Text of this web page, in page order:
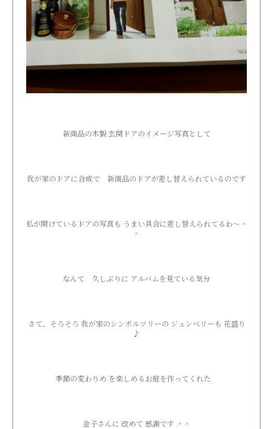
新商品の木製 玄関ドアのイメージ写真として
我が家のドアに合成で 新商品のドアが差し替えられているのです
私が開けているドアの写真も うまい具合に差し替えられてるわ～＾
＾
なんて 久しぶりに アルバムを見ている気分
さて、そろそろ 我が家のシンボルツリーの ジュンベリーも 花盛り
♪
季節の変わりめ を楽しめるお庭を作ってくれた
金子さんに 改めて 感謝です ＾＾